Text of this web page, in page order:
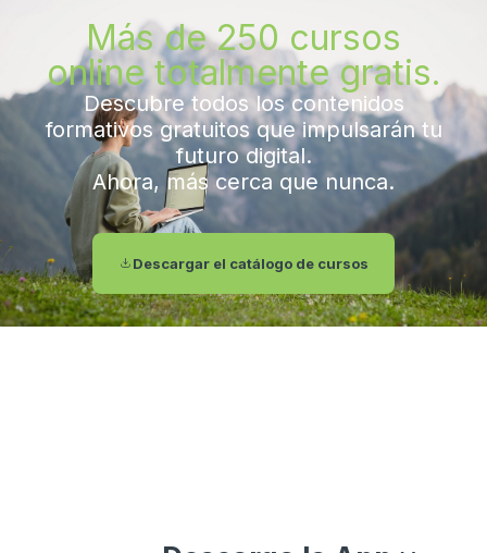
Más de 250 cursos
online totalmente gratis.
Descubre todos los contenidos
formativos gratuitos que impulsarán tu
futuro digital.
Ahora, más cerca que nunca.
Descargar el catálogo de cursos